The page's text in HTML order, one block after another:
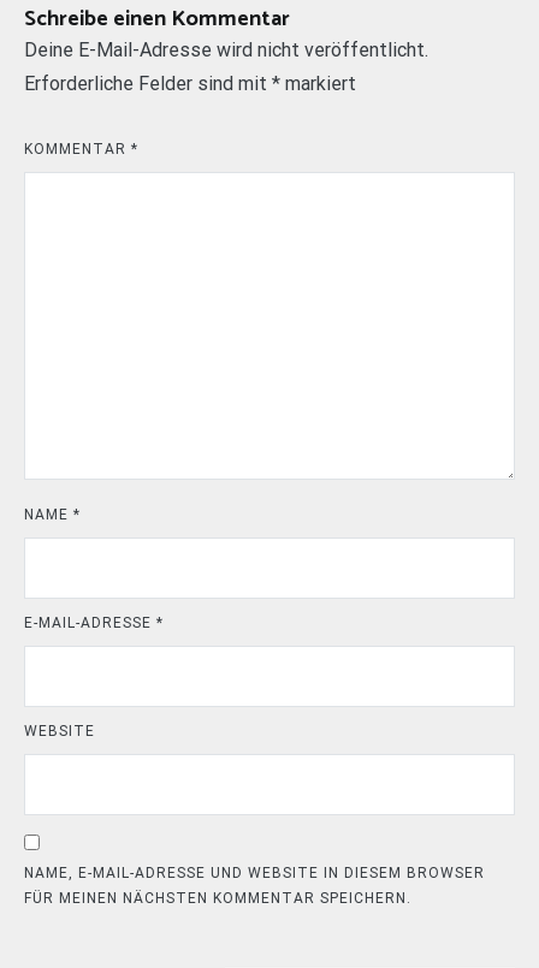
Schreibe einen Kommentar
Deine E-Mail-Adresse wird nicht veröffentlicht.
Erforderliche Felder sind mit * markiert
KOMMENTAR *
NAME *
E-MAIL-ADRESSE *
WEBSITE
NAME, E-MAIL-ADRESSE UND WEBSITE IN DIESEM BROWSER
FÜR MEINEN NÄCHSTEN KOMMENTAR SPEICHERN.